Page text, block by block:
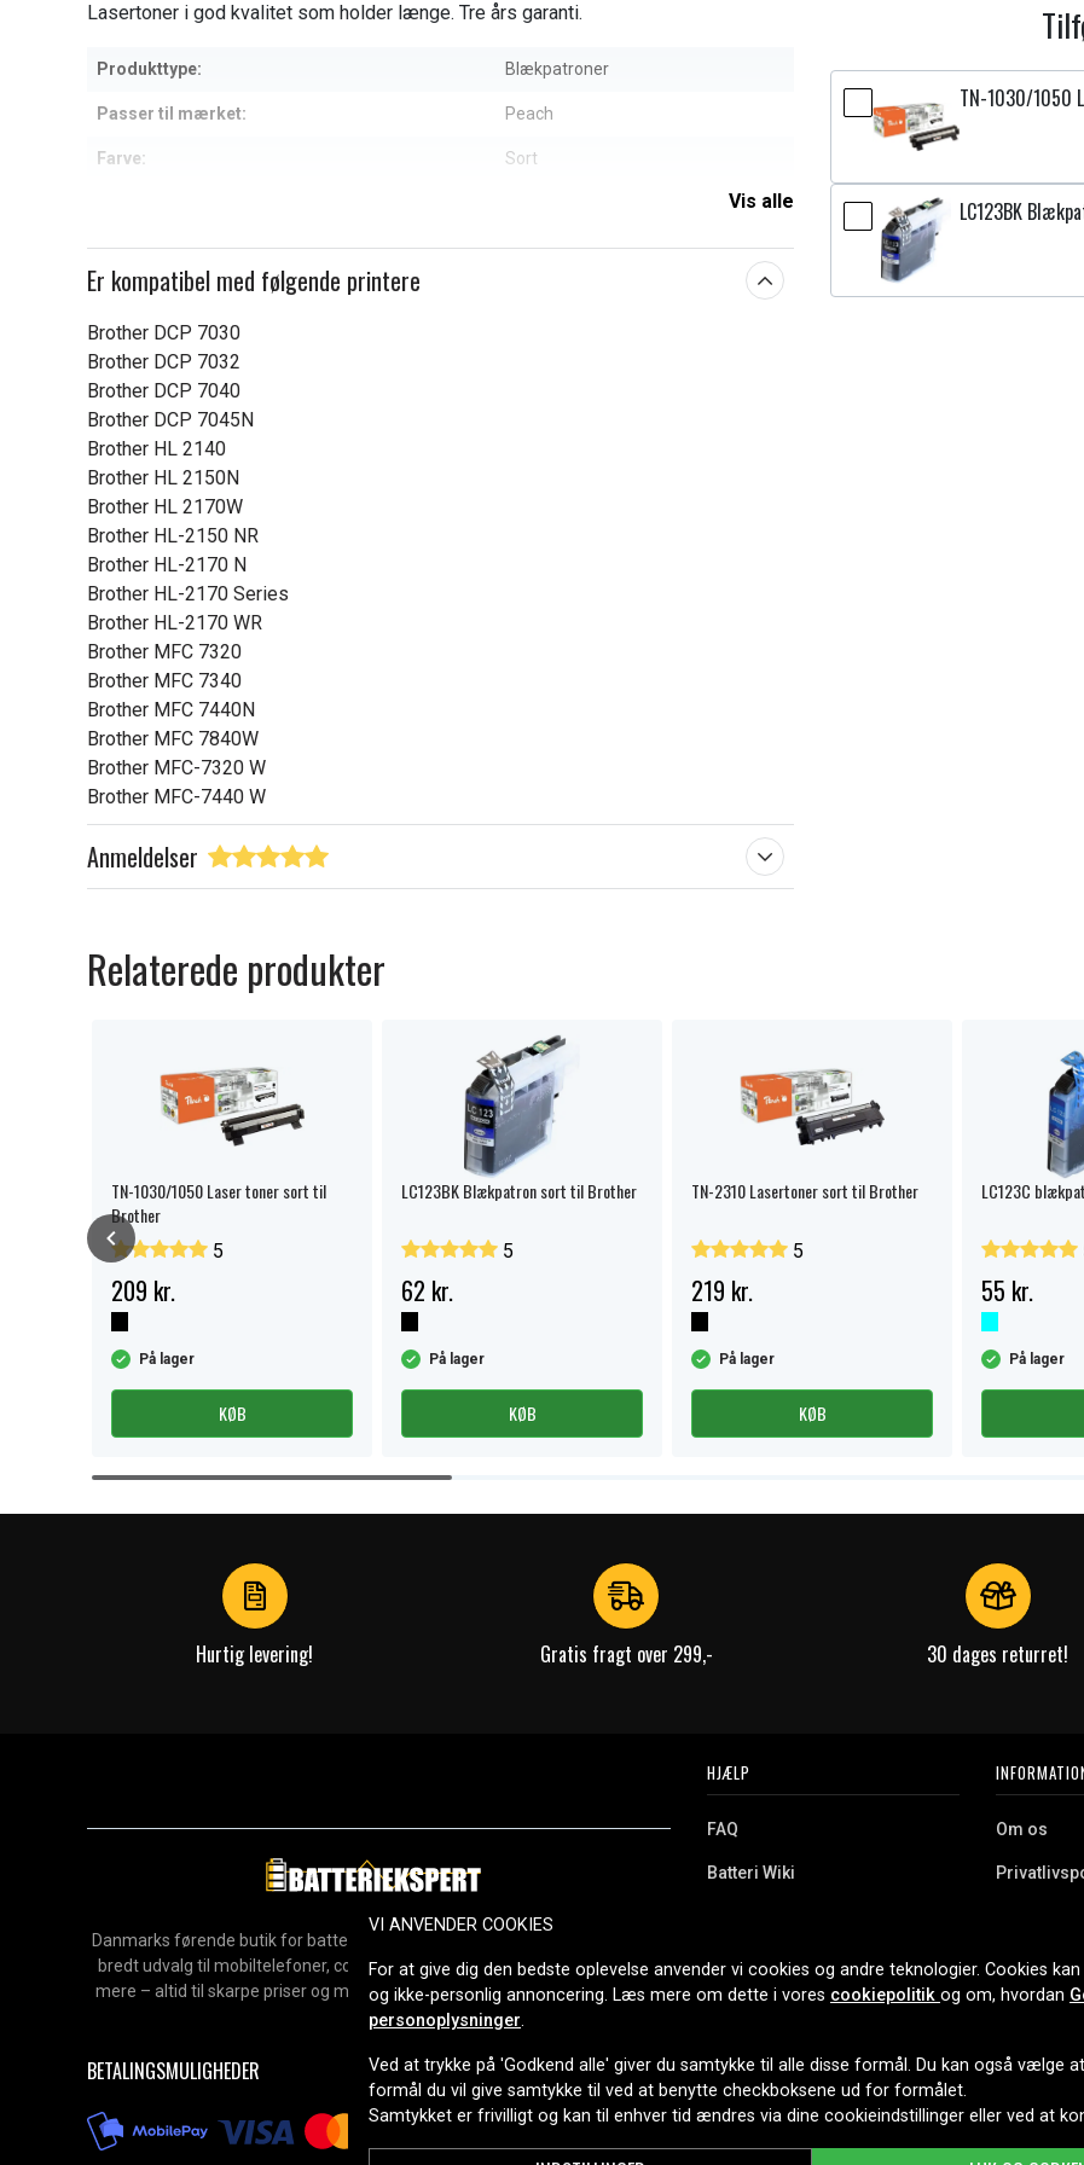
Lasertoner i god kvalitet som holder længe. Tre års garanti.
Produkttype: Blækpatroner
Passer til mærket: Peach
Farve: Sort
Vis alle
Er kompatibel med følgende printere
Brother DCP 7030
Brother DCP 7032
Brother DCP 7040
Brother DCP 7045N
Brother HL 2140
Brother HL 2150N
Brother HL 2170W
Brother HL-2150 NR
Brother HL-2170 N
Brother HL-2170 Series
Brother HL-2170 WR
Brother MFC 7320
Brother MFC 7340
Brother MFC 7440N
Brother MFC 7840W
Brother MFC-7320 W
Brother MFC-7440 W
Anmeldelser
TN-1030/1050
LC123BK
Relaterede produkter
TN-1030/1050 Laser toner sort til
Brother
5
209 kr.
På lager
KØB
LC123BK Blækpatron sort til Brother
5
62 kr.
På lager
KØB
TN-2310 Lasertoner sort til Brother
5
219 kr.
På lager
KØB
LC123C
55 kr.
På lager
Item
Hurtig levering! Gratis fragt over 299,- 30 dages returret!
Danmarks førende butik for batterier, opladere og reservedele. Vi tilbyder et
bredt udvalg til mobiltelefoner, computere, værktøj, husholdning og meget
mere – altid til skarpe priser og med hurtig levering. Sikker nethandel siden
2006.
HJÆLP
FAQ
Batteri Wiki
Erhvervskunde
Om os
Cookies
BETALINGSMULIGHEDER LEVERINGSMULIGHEDER
VI ANVENDER COOKIES
For at give dig den bedste oplevelse anvender vi cookies og andre teknologier. Cookies
og ikke-personlig annoncering. Læs mere om dette i vores cookiepolitik og om, hvordan
personoplysninger.
Ved at trykke på 'Godkend alle' giver du samtykke til alle disse formål. Du kan også vælge
formål du vil give samtykke til ved at benytte checkboksene ud for formålet.
Samtykket er frivilligt og kan til enhver tid ændres via dine cookieindstillinger eller ved at